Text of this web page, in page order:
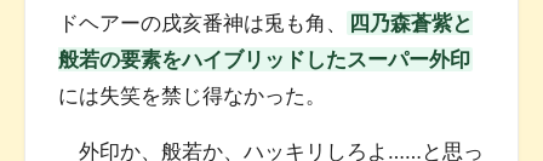
ドヘアーの戌亥番神は兎も角、
四乃森蒼紫と
般若の要素をハイブリッドしたスーパー外印
には失笑を禁じ得なかった。
外印か、般若か、ハッキリしろよ……と思っ